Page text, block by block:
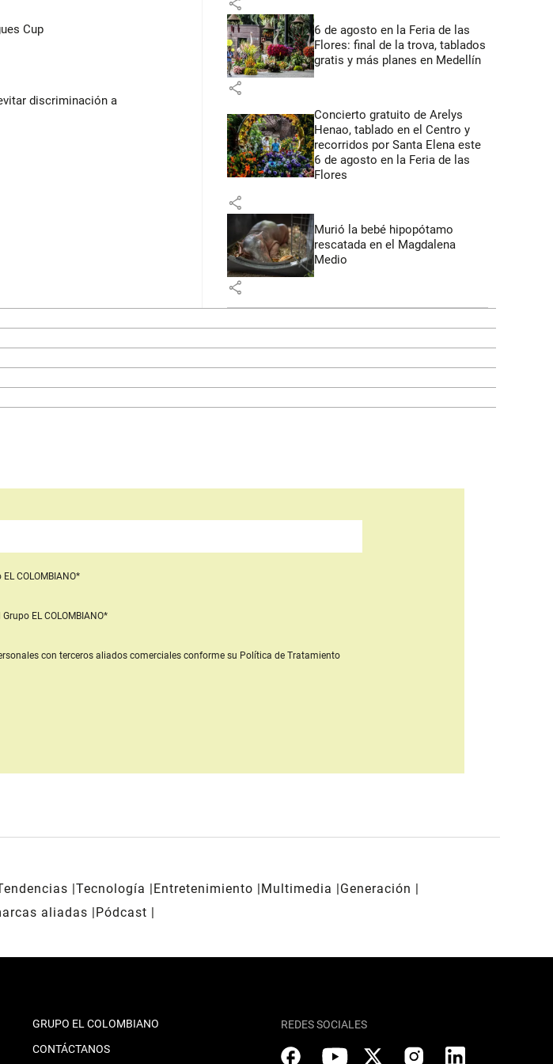
Cup
discriminación a
6 de agosto en la Feria de las
Flores: final de la trova, tablados
gratis y más planes en Medellín
share
Concierto gratuito de Arelys
Henao, tablado en el Centro y
recorridos por Santa Elena este
6 de agosto en la Feria de las
Flores
share
Murió la bebé hipopótamo
rescatada en el Magdalena
Medio
share
EL COLOMBIANO*
EL COLOMBIANO*
con terceros aliados comercialesconforme su Política de Tratamiento
Tecnología Entretenimiento Multimedia
Generación
aliadas
Pódcast
GRUPO EL COLOMBIANO
CONTÁCTANOS
REDES SOCIALES